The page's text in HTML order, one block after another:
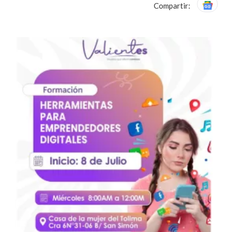
Compartir: